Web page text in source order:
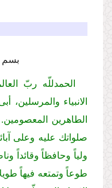
بسم
الحمدللّه ربّ
الانبیاء
الطاهرین
صلواتك علیه وعلى
ولیاً وحافظاً وقائداً
طوعاً وتمتعه فیهاً